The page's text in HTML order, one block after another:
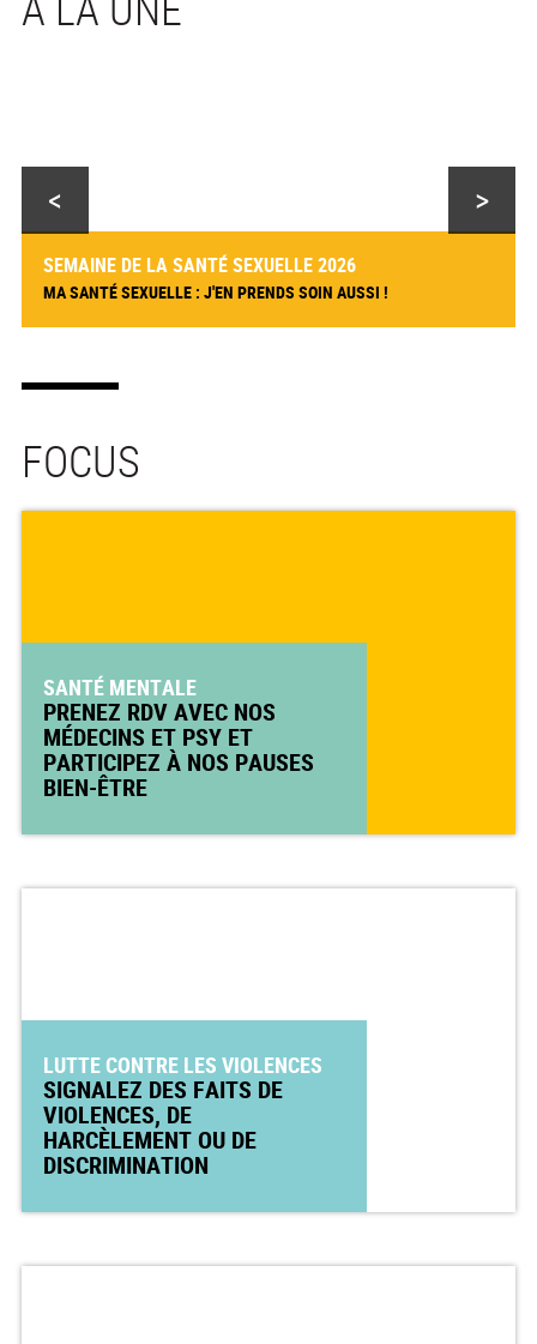
SEMAINE DE LA SANTÉ SEXUELLE 2026
MA SANTÉ SEXUELLE : J'EN PRENDS SOIN AUSSI !
< >
FOCUS
SANTÉ MENTALE
PRENEZ RDV AVEC NOS
MÉDECINS ET PSY ET
PARTICIPEZ À NOS PAUSES
BIEN-ÊTRE
LUTTE CONTRE LES VIOLENCES
SIGNALEZ DES FAITS DE
VIOLENCES, DE
HARCÈLEMENT OU DE
DISCRIMINATION